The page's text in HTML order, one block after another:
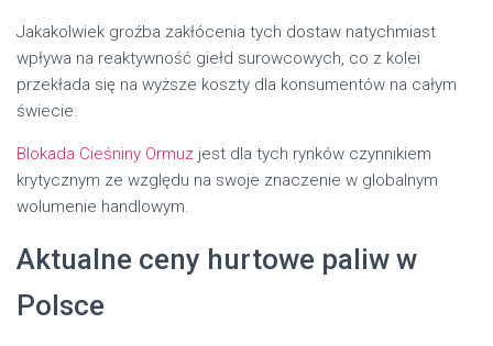
Jakakolwiek groźba zakłócenia tych dostaw natychmiast
wpływa na reaktywność giełd surowcowych, co z kolei
przekłada się na wyższe koszty dla konsumentów na całym
świecie.
Blokada Cieśniny Ormuz jest dla tych rynków czynnikiem
krytycznym ze względu na swoje znaczenie w globalnym
wolumenie handlowym.
Aktualne ceny hurtowe paliw w
Polsce